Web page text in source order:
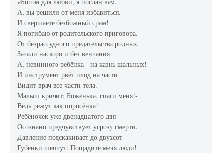
«Богом для любви, я послан вам.
А, вы решили от меня избавиться.
И свершаете безбожный срам!
Я погибаю от родительского приговора.
От безрассудного предательства родных.
Зачали наскоро и без венчания
А, невинного ребёнка - на казнь шальных!
И инструмент рвёт плод на части
Видит врач все части тела.
Малыш кричит: Боженька, спаси меня!-
Ведь режут как поросёнка!
Ребёночек уже двенадцатого дня
Осознано предчувствует угрозу смерти.
Давление подскакивает до двухсот
Губёнки шепчут: Пощадите меня люди!